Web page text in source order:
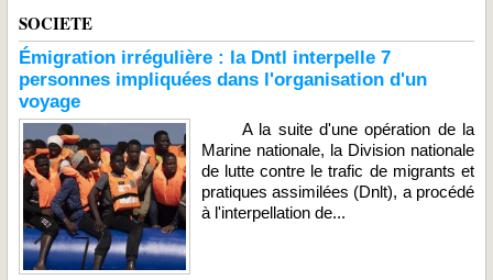
SOCIETE
Émigration irrégulière : la Dntl interpelle 7
personnes impliquées dans l'organisation d'un
voyage
A la suite d'une opération de la
Marine nationale, la Division nationale
de lutte contre le trafic de migrants et
pratiques assimilées (Dnlt), a procédé
à l'interpellation de...